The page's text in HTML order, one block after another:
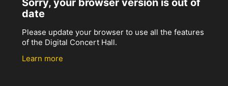
Sorry, your browser version is out of
date
Please update your browser to use all the features
of the Digital Concert Hall.
Learn more